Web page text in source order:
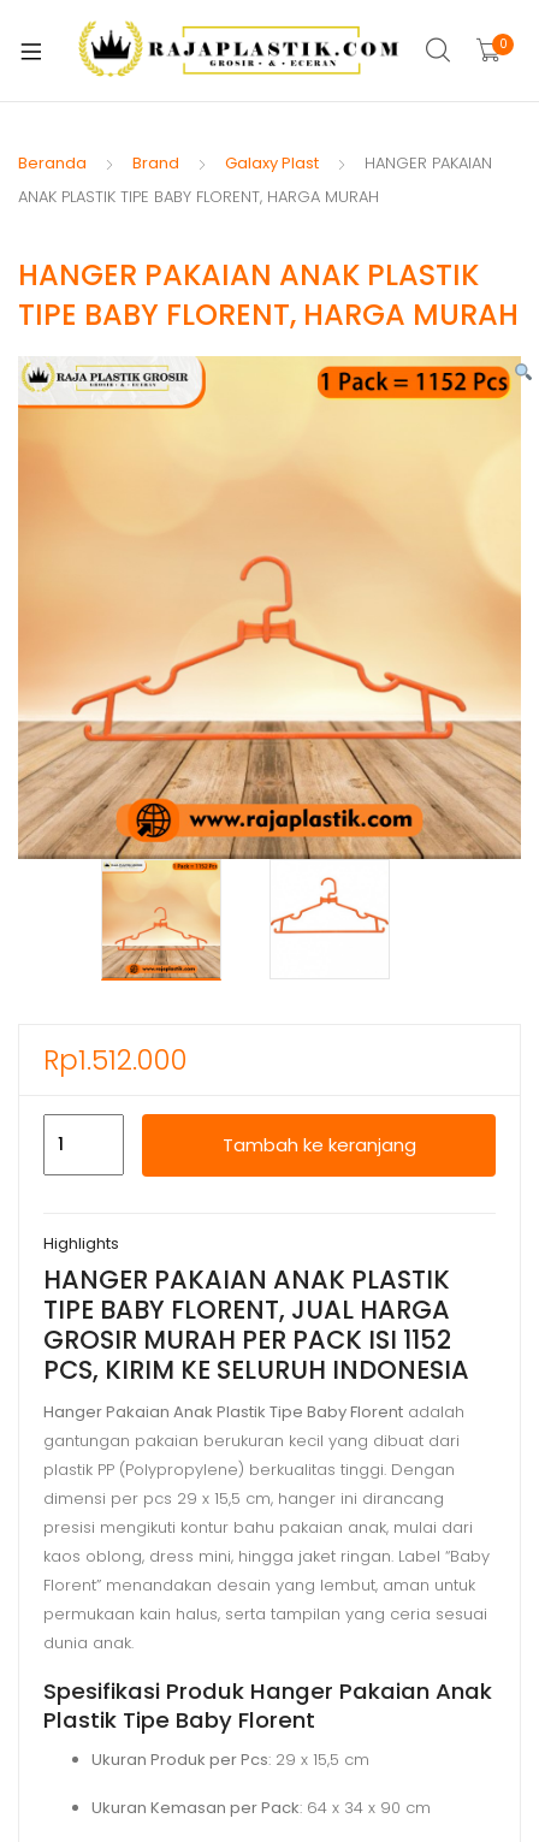
0
Beranda Brand Galaxy Plast
HANGER PAKAIAN
ANAK PLASTIK TIPE BABY FLORENT, HARGA MURAH
HANGER PAKAIAN ANAK PLASTIK
TIPE BABY FLORENT, HARGA MURAH
Rp1.512.000
PLASTIK
TIPE
BABY
FLORENT,
HARGA
MURAH
Tambah ke keranjang
Highlights
HANGER PAKAIAN ANAK PLASTIK
TIPE BABY FLORENT, JUAL HARGA
GROSIR MURAH PER PACK ISI 1152
PCS, KIRIM KE SELURUH INDONESIA
Hanger Pakaian Anak Plastik Tipe Baby Florent adalah
gantungan pakaian berukuran kecil yang dibuat dari
plastik PP (Polypropylene) berkualitas tinggi. Dengan
dimensi per pcs 29 x 15,5 cm, hanger ini dirancang
presisi mengikuti kontur bahu pakaian anak, mulai dari
kaos oblong, dress mini, hingga jaket ringan. Label “Baby
Florent” menandakan desain yang lembut, aman untuk
permukaan kain halus, serta tampilan yang ceria sesuai
dunia anak.
Spesifikasi Produk Hanger Pakaian Anak
Plastik Tipe Baby Florent
Ukuran Produk per Pcs: 29 x 15,5 cm
Ukuran Kemasan per Pack: 64 x 34 x 90 cm